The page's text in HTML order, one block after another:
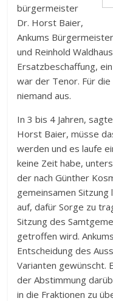
bürgermeister
Dr. Horst Baier,
Ankums
und Reinhold
Ersatzbeschaffung,
war der Tenor. Für
niemand aus.
In 3 bis 4 Jahren,
Horst Baier, müsse
werden und es laufe
keine Zeit habe,
der nach Günther
gemeinsamen
auf, dafür Sorge zu
Sitzung des
getroffen wird.
Entscheidung des
Varianten gewünscht.
der Abstimmung
in die Fraktionen zu